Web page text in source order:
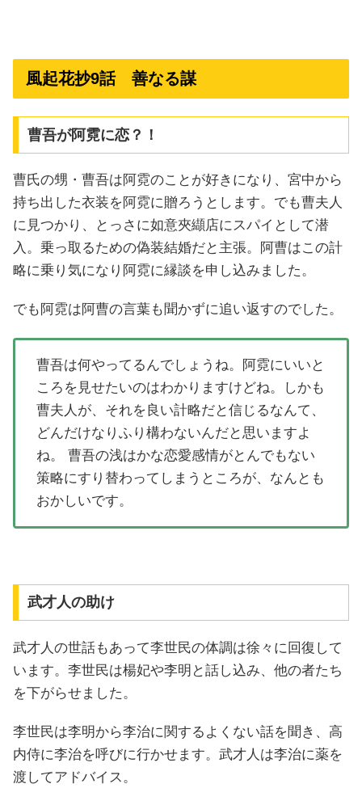
風起花抄9話 善なる謀
曹吾が阿霓に恋？！
曹氏の甥・曹吾は阿霓のことが好きになり、宮中から
持ち出した衣装を阿霓に贈ろうとします。でも曹夫人
に見つかり、とっさに如意夾纈店にスパイとして潜
入。乗っ取るための偽装結婚だと主張。阿曹はこの計
略に乗り気になり阿霓に縁談を申し込みました。
でも阿霓は阿曹の言葉も聞かずに追い返すのでした。
曹吾は何やってるんでしょうね。阿霓にいいと
ころを見せたいのはわかりますけどね。しかも
曹夫人が、それを良い計略だと信じるなんて、
どんだけなりふり構わないんだと思いますよ
ね。 曹吾の浅はかな恋愛感情がとんでもない
策略にすり替わってしまうところが、なんとも
おかしいです。
武才人の助け
武才人の世話もあって李世民の体調は徐々に回復して
います。李世民は楊妃や李明と話し込み、他の者たち
を下がらせました。
李世民は李明から李治に関するよくない話を聞き、高
内侍に李治を呼びに行かせます。武才人は李治に薬を
渡してアドバイス。